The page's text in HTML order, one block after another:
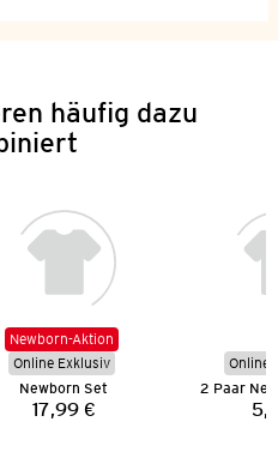
häufig dazu
Newborn-Aktion
Online Exklusiv
Newborn Set
Preis:
17,99 €
Online